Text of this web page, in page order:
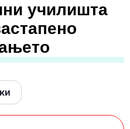
училишта